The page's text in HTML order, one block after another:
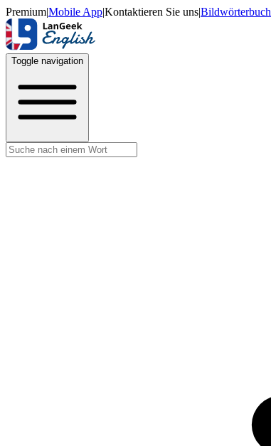
Premium|Mobile App|Kontaktieren Sie uns|Bildwörterbuch
Toggle navigation